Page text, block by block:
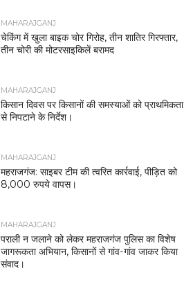
MAHARAJGANJ
चेकिंग में खुला बाइक चोर गिरोह, तीन शातिर गिरफ्तार,
तीन चोरी की मोटरसाइकिलें बरामद
MAHARAJGANJ
किसान दिवस पर किसानों की समस्याओं को प्राथमिकता
से निपटाने के निर्देश।
MAHARAJGANJ
महराजगंज: साइबर टीम की त्वरित कार्रवाई, पीड़ित को
8,000 रुपये वापस।
MAHARAJGANJ
पराली न जलाने को लेकर महराजगंज पुलिस का विशेष
जागरूकता अभियान, किसानों से गांव-गांव जाकर किया
संवाद।